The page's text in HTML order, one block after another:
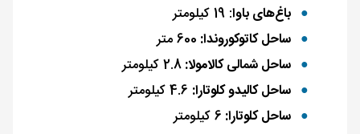
باغ‌های باوا: 19 کیلومتر
ساحل کاتوکوروندا: 600 متر
ساحل شمالی کالامولا:2.8 کیلومتر
ساحل کالیدو کلوتارا:
ساحل کلوتارا: 6 کیلومتر